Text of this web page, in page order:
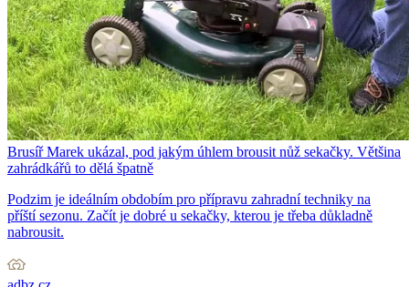
Brusíř Marek ukázal, pod jakým úhlem brousit nůž sekačky. Většina
zahrádkářů to dělá špatně
Podzim je ideálním obdobím pro přípravu zahradní techniky na
příští sezonu. Začít je dobré u sekačky, kterou je třeba důkladně
nabrousit.